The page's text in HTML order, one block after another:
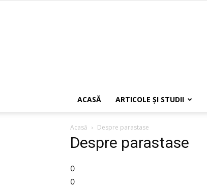
ACASĂ ARTICOLE ŞI STUDII
Acasă Despre parastase
Despre parastase
0
0